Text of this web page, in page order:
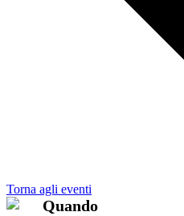
Torna agli eventi
Quando